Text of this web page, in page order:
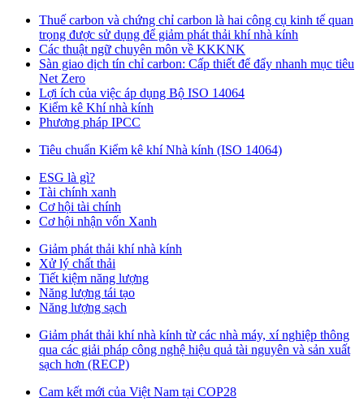
Thuế carbon và chứng chỉ carbon là hai công cụ kinh tế quan
trọng được sử dụng để giảm phát thải khí nhà kính
Các thuật ngữ chuyên môn về KKKNK
Sàn giao dịch tín chỉ carbon: Cấp thiết để đẩy nhanh mục tiêu
Net Zero
Lợi ích của việc áp dụng Bộ ISO 14064
Kiểm kê Khí nhà kính
Phương pháp IPCC
Tiêu chuẩn Kiểm kê khí Nhà kính (ISO 14064)
ESG là gì?
Tài chính xanh
Cơ hội tài chính
Cơ hội nhận vốn Xanh
Giảm phát thải khí nhà kính
Xử lý chất thải
Tiết kiệm năng lượng
Năng lượng tái tạo
Năng lượng sạch
Giảm phát thải khí nhà kính từ các nhà máy, xí nghiệp thông
qua các giải pháp công nghệ hiệu quả tài nguyên và sản xuất
sạch hơn (RECP)
Cam kết mới của Việt Nam tại COP28